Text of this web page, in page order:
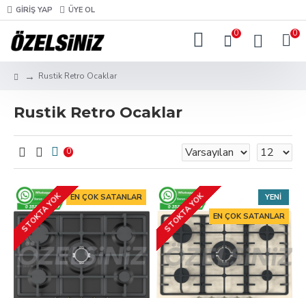
GIRIŞ YAP ÜYE OL
0 0
Rustik Retro Ocaklar
Rustik Retro Ocaklar
0
EN ÇOK SATANLAR
STOKTA YOK
YENI
EN ÇOK SATANLAR
STOKTA YOK